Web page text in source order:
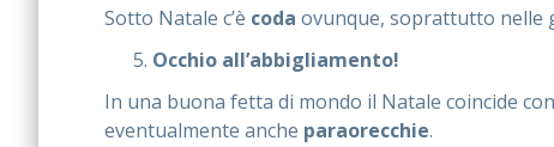
Sotto Natale c’è coda ovunque, soprattutto nelle
Occhio all’abbigliamento!
In una buona fetta di mondo il Natale coincide
eventualmente anche paraorecchie.